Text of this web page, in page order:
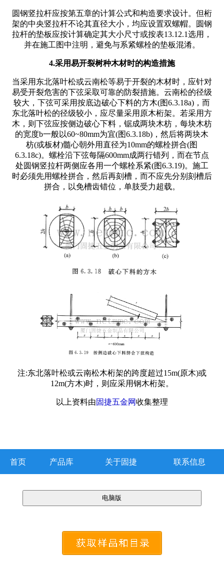
圆钢竖拉杆应按第五章的计算公式和构造要求设计。但桁
架的中央竖拉杆不论其直径大小，均应设置双螺帽。圆钢
拉杆的垫板应按计算确定其大小尺寸或按表13.12.1选用，
并在施工图中注明，避免与系紧螺栓的垫板混淆。
4.采用易开裂树种木材时的构造措施
当采用东北落叶松或云南松等易于开裂的木材时，应针对
易受开裂危害的下弦采取可靠的防裂措施。云南松的径级
较大，下弦可采用按底边破心下料的方木(图6.3.18a)，而
东北落叶松的径级较小，应尽量采用原木桁架。若采用方
木，则下弦应按侧边破心下料，锯成两块木枋，每块木枋
的宽度b一般以60~80mm为宜(图6.3.18b)，然后将两块木
枋(或板材)髓心朝外用直径为10mm的螺栓拼合(图
6.3.18c)。螺栓沿下弦每隔600mm成两行错列，而在节点
处圆钢竖拉杆两侧应各用一个螺栓系紧(图6.3.19)。施工
时必须先用螺栓拼合，然后再刻槽，而不应先分别刻槽后
拼合，以免槽齿错位，单肢受力超载。
注:东北落叶松或云南松木桁架的跨度超过15m(原木)或
12m(方木)时，则应采用钢木桁架。
以上资料由固捷五金网收集整理
首页 产品库 关于固捷 联系信息